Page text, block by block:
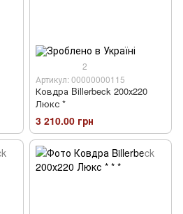
2
Артикул: 00000000115
Ковдра Billerbeck 200х220
Люкс *
3 210.00 грн